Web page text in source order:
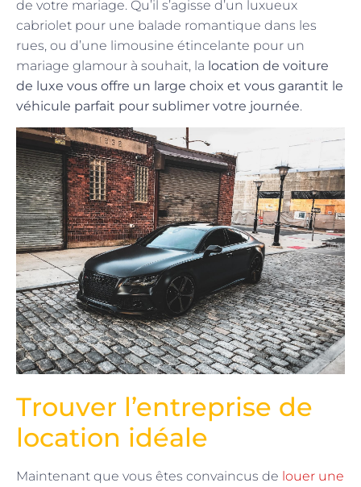
de votre mariage. Qu’il s’agisse d’un luxueux
cabriolet pour une balade romantique dans les
rues, ou d’une limousine étincelante pour un
mariage glamour à souhait, la location de voiture
de luxe vous offre un large choix et vous garantit le
véhicule parfait pour sublimer votre journée.
Trouver l’entreprise de
location idéale
Maintenant que vous êtes convaincus de louer une